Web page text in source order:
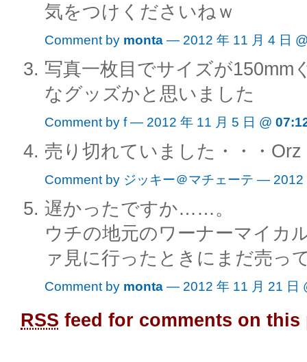
気をつけくださいねｗ
Comment by monta — 2012 年 11 月 4 日
写真一枚目でサイズが150mm
なグッズかと思いました
Comment by f — 2012 年 11 月 5 日 @
売り切れていました・・・Orz
Comment by ジッキー＠マチェーテ —
遅かったですか……。
ウチの地元のワーナーマイカ
ァ見に行ったときにまだ売っ
Comment by monta — 2012 年 11 月 21 日
RSS feed for comments on this